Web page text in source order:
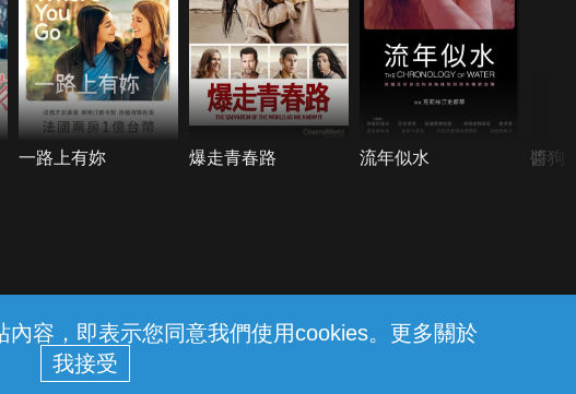
容，即表示您同意我們使用cookies。更多關於
一路上有妳 爆走青春路 流年似水 醬狗
© 2026